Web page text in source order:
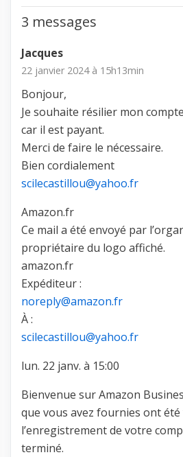
3 messages
Jacques
22 janvier 2024 à 15h13min
Bonjour,
Je souhaite résilier mon
car il est payant.
Merci de faire le nécessaire.
Bien cordialement
scilecastillou@yahoo.fr
Amazon.fr
Ce mail a été envoyé par
propriétaire du logo affiché.
amazon.fr
Expéditeur :
noreply@amazon.fr
À :
scilecastillou@yahoo.fr
lun. 22 janv. à 15:00
Bienvenue sur Amazon
que vous avez fournies ont
l’enregistrement de votre
terminé.